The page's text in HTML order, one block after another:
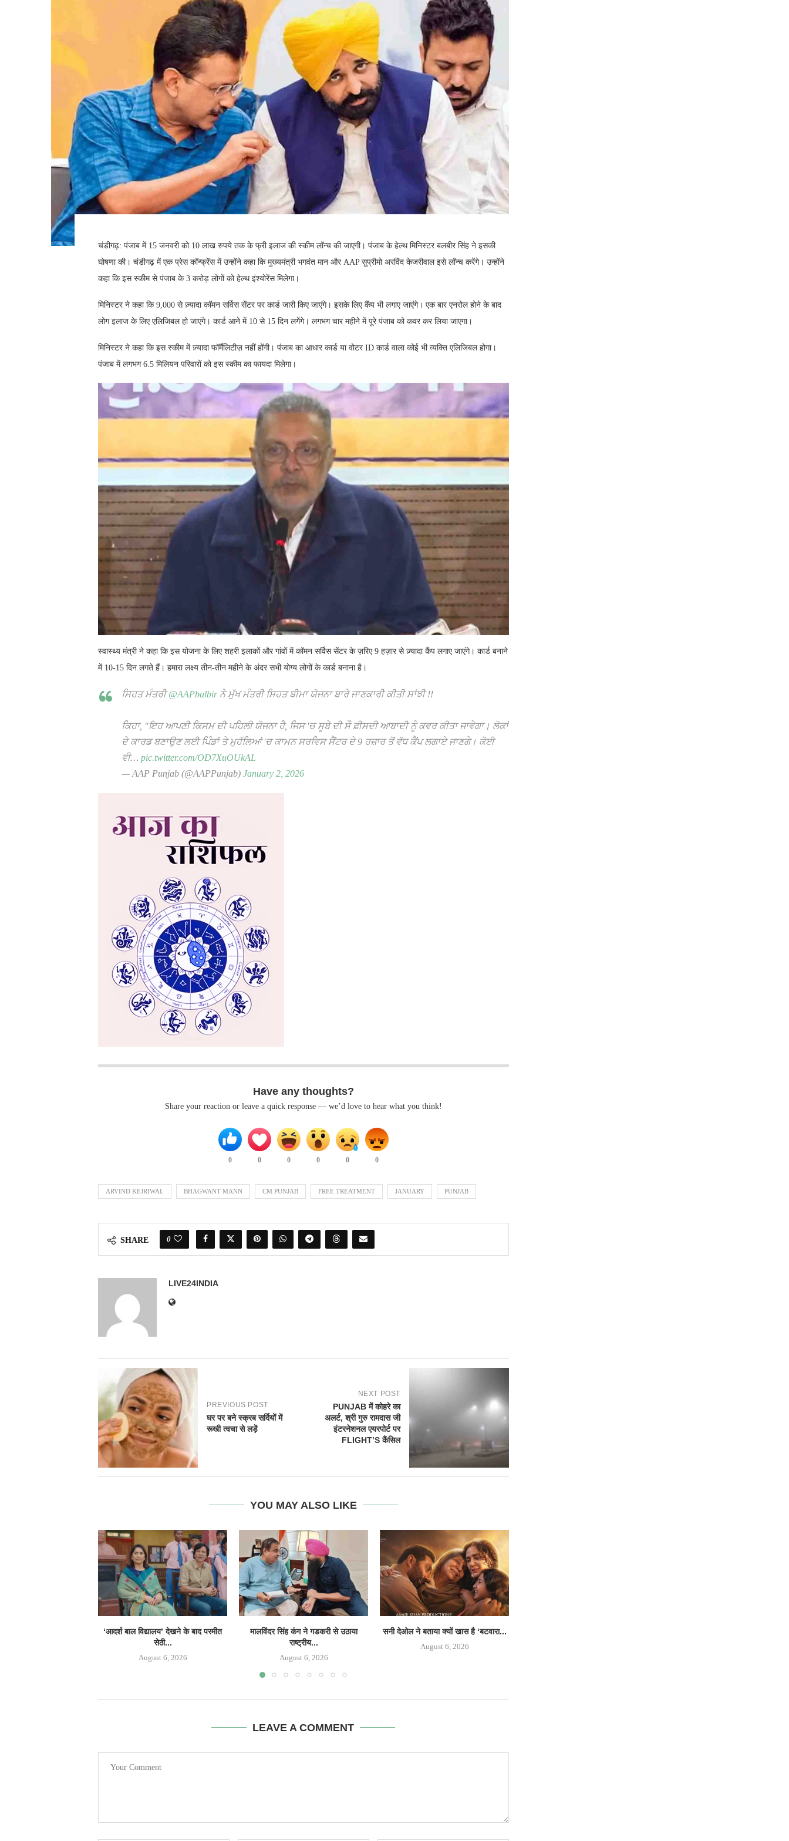
चंडीगढ़: पंजाब में 15 जनवरी को 10 लाख रुपये तक के फ्री इलाज की स्कीम लॉन्च की जाएगी। पंजाब के हेल्थ मिनिस्टर बलबीर सिंह ने इसकी
घोषणा की। चंडीगढ़ में एक प्रेस कॉन्फ्रेंस में उन्होंने कहा कि मुख्यमंत्री भगवंत मान और AAP सुप्रीमो अरविंद केजरीवाल इसे लॉन्च करेंगे। उन्होंने
कहा कि इस स्कीम से पंजाब के 3 करोड़ लोगों को हेल्थ इंश्योरेंस मिलेगा।
मिनिस्टर ने कहा कि 9,000 से ज़्यादा कॉमन सर्विस सेंटर पर कार्ड जारी किए जाएंगे। इसके लिए कैंप भी लगाए जाएंगे। एक बार एनरोल होने के बाद
लोग इलाज के लिए एलिजिबल हो जाएंगे। कार्ड आने में 10 से 15 दिन लगेंगे। लगभग चार महीने में पूरे पंजाब को कवर कर लिया जाएगा।
मिनिस्टर ने कहा कि इस स्कीम में ज़्यादा फॉर्मैलिटीज़ नहीं होंगी। पंजाब का आधार कार्ड या वोटर ID कार्ड वाला कोई भी व्यक्ति एलिजिबल होगा।
पंजाब में लगभग 6.5 मिलियन परिवारों को इस स्कीम का फायदा मिलेगा।
स्वास्थ्य मंत्री ने कहा कि इस योजना के लिए शहरी इलाकों और गांवों में कॉमन सर्विस सेंटर के ज़रिए 9 हज़ार से ज़्यादा कैंप लगाए जाएंगे। कार्ड बनाने
में 10-15 दिन लगते हैं। हमारा लक्ष्य तीन-तीन महीने के अंदर सभी योग्य लोगों के कार्ड बनाना है।
ਸਿਹਤ ਮੰਤਰੀ@AAPbalbirਨੇ ਮੁੱਖ ਮੰਤਰੀ ਸਿਹਤ ਬੀਮਾ ਯੋਜਨਾ ਬਾਰੇ ਜਾਣਕਾਰੀ ਕੀਤੀ ਸਾਂਝੀ !!
ਕਿਹਾ, "ਇਹ ਆਪਣੀ ਕਿਸਮ ਦੀ ਪਹਿਲੀ ਯੋਜਨਾ ਹੈ, ਜਿਸ 'ਚ ਸੂਬੇ ਦੀ ਸੌ ਫ਼ੀਸਦੀ ਆਬਾਦੀ ਨੂੰ ਕਵਰ ਕੀਤਾ ਜਾਵੇਗਾ। ਲੋਕਾਂ
ਦੇ ਕਾਰਡ ਬਣਾਉਣ ਲਈ ਪਿੰਡਾਂ ਤੇ ਮੁਹੱਲਿਆਂ 'ਚ ਕਾਮਨ ਸਰਵਿਸ ਸੈਂਟਰ ਦੇ 9 ਹਜ਼ਾਰ ਤੋਂ ਵੱਧ ਕੈਂਪ ਲਗਾਏ ਜਾਣਗੇ। ਕੋਈ
ਵੀ… pic.twitter.com/OD7XuOUkAL
— AAP Punjab (@AAPPunjab) January 2, 2026
Have any thoughts?
Share your reaction or leave a quick response — we’d love to hear what you think!
0 0 0 0 0 0
ARVIND KEJRIWAL BHAGWANT MANN CM PUNJAB FREE TREATMENT JANUARY PUNJAB
SHARE 0
LIVE24INDIA
PREVIOUS POST
घर पर बने स्क्रब सर्दियों में
रूखी त्वचा से लड़ें
NEXT POST
PUNJAB में कोहरे का
अलर्ट, श्री गुरु रामदास जी
इंटरनेशनल एयरपोर्ट पर
FLIGHT’S कैंसिल
YOU MAY ALSO LIKE
‘आदर्श बाल विद्यालय’ देखने के बाद परमीत
सेठी...
August 6, 2026
मालविंदर सिंह कंग ने गडकरी से उठाया
राष्ट्रीय...
August 6, 2026
सनी देओल ने बताया क्यों खास है ‘बटवारा...
August 6, 2026
LEAVE A COMMENT